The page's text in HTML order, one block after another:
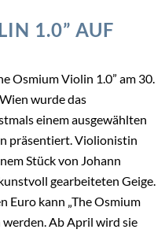
1.0” AUF
Osmium Violin 1.0” am 30.
wurde das
einem ausgewählten
präsentiert. Violionistin
Stück von Johann
gearbeiteten Geige.
Euro kann „The Osmium
Ab April wird sie